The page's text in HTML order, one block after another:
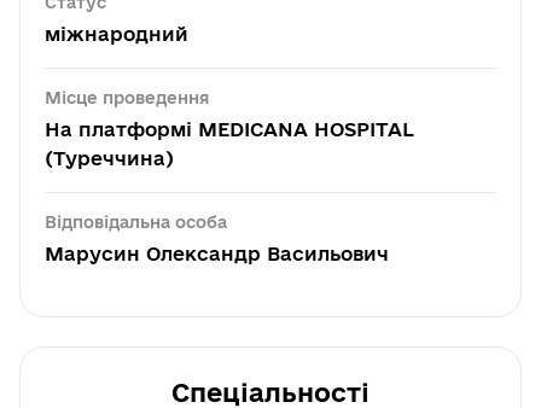
міжнародний
Місце проведення
На платформі MEDICANA HOSPITAL
(Туреччина)
Відповідальна особа
Марусин Олександр Васильович
Спеціальності